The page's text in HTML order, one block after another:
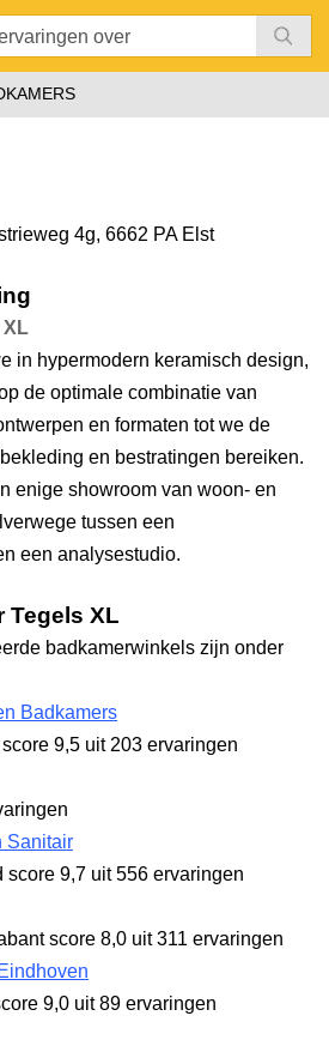
4g, 6662 PA Elst
XL
in hypermodern keramisch design,
de optimale combinatie van
en formaten tot we de
en bestratingen bereiken.
enige showroom van woon- en
tussen een
een analysestudio.
Tegels XL
badkamerwinkels zijn onder
Badkamers
score 9,5 uit 203 ervaringen
Sanitair
score 9,7 uit 556 ervaringen
score 8,0 uit 311 ervaringen
9,0 uit 89 ervaringen